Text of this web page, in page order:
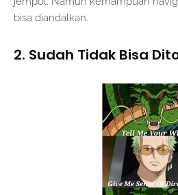
bisa diandalkan.
2. Sudah Tidak Bisa